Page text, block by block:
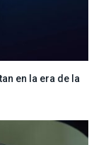
en la era de la